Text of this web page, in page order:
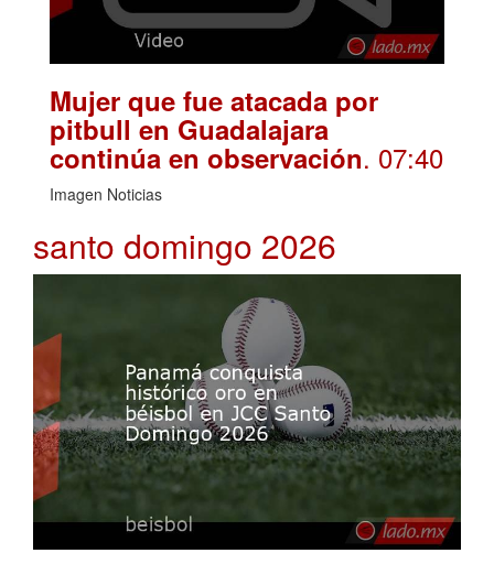
Mujer que fue atacada por
pitbull en Guadalajara
continúa en observación. 07:40
Imagen Noticias
santo domingo 2026